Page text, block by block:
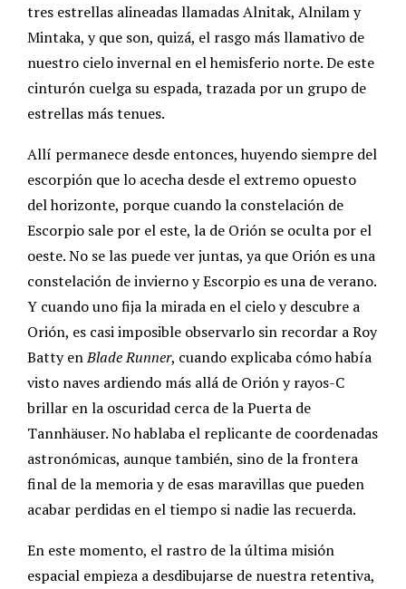
tres estrellas alineadas llamadas Alnitak, Alnilam y
Mintaka, y que son, quizá, el rasgo más llamativo de
nuestro cielo invernal en el hemisferio norte. De este
cinturón cuelga su espada, trazada por un grupo de
estrellas más tenues.
Allí permanece desde entonces, huyendo siempre del
escorpión que lo acecha desde el extremo opuesto
del horizonte, porque cuando la constelación de
Escorpio sale por el este, la de Orión se oculta por el
oeste. No se las puede ver juntas, ya que Orión es una
constelación de invierno y Escorpio es una de verano.
Y cuando uno fija la mirada en el cielo y descubre a
Orión, es casi imposible observarlo sin recordar a Roy
Batty enBlade Runner, cuando explicaba cómo había
visto naves ardiendo más allá de Orión y rayos-C
brillar en la oscuridad cerca de la Puerta de
Tannhäuser. No hablaba el replicante de coordenadas
astronómicas, aunque también, sino de la frontera
final de la memoria y de esas maravillas que pueden
acabar perdidas en el tiempo si nadie las recuerda.
En este momento, el rastro de la última misión
espacial empieza a desdibujarse de nuestra retentiva,